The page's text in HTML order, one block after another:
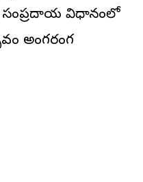
సంప్రదాయ విధానంలో
అంగరంగ